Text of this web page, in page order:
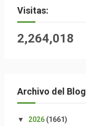
Visitas:
2,264,018
Archivo del Blog
▼ 2026 (1661)